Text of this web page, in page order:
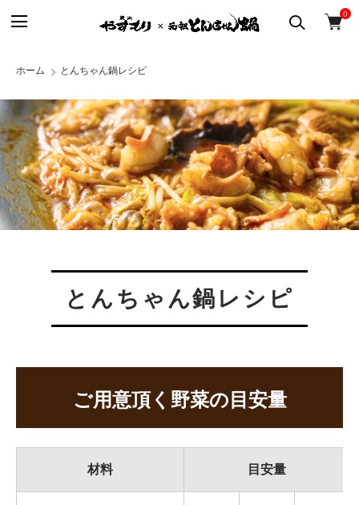
0
ホーム とんちゃん鍋レシピ
とんちゃん鍋レシピ
ご用意頂く野菜の目安量
材料 目安量